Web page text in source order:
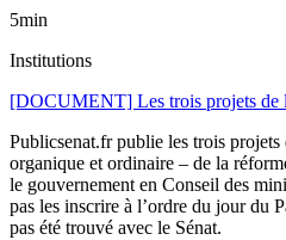
5min
Institutions
[DOCUMENT] Les trois projets de
Publicsenat.fr publie les trois
organique et ordinaire – de la
le gouvernement en Conseil des
pas les inscrire à l’ordre du jour du
pas été trouvé avec le Sénat.